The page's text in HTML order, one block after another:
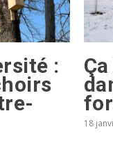
:
18